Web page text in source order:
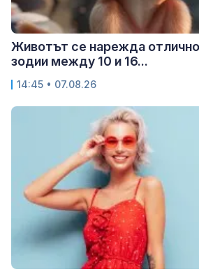
Животът се нарежда отлично
зодии между 10 и 16...
14:45 • 07.08.26